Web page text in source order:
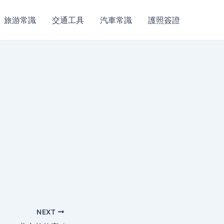
旅游常識 交通工具 汽車常識 護照簽證
NEXT